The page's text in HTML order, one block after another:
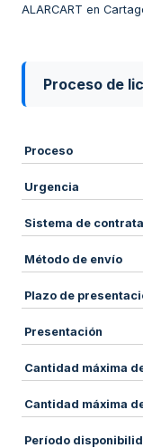
ALARCART en
Proceso de
Proceso
Urgencia
Sistema de
Método de envío
Plazo de
Presentación
Cantidad máxima
Cantidad máxima
Período